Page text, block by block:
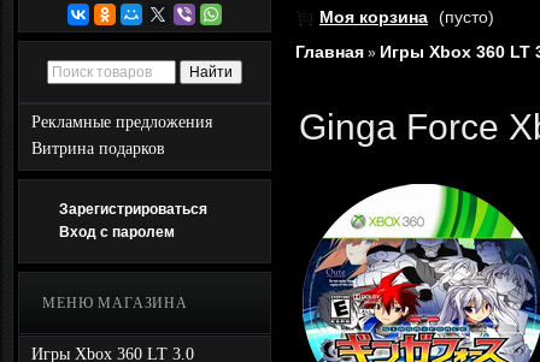
Рекламные предложения
Витрина подарков
Зарегистрироваться
Вход с паролем
МЕНЮ МАГАЗИНА
Игры Xbox 360 LT 3.0
Моя корзина (пусто)
Главная » Игры Xbox 360 LT
Ginga Force